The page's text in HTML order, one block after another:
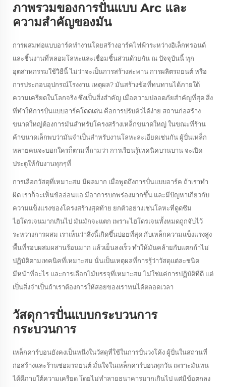
ภาพรวมของการปั่นแบบ Arc และ
ความสําคัญของมัน
การผสมท่อแบบอาร์คทํางานโดยสร้างอาร์คไฟฟ้าระหว่างอิเล็กทรอนด์
และชิ้นงานที่หลอมโลหะและเชื่อมชิ้นส่วนด้วยกัน ณ ปัจจุบันนี้ ทุก
อุตสาหกรรมใช้วิธีนี้ ไม่ว่าจะเป็นการสร้างสะพาน การผลิตรถยนต์ หรือ
การประกอบอุปกรณ์โรงงาน เหตุผล? มันสร้างข้อที่ทนทานได้ภายใต้
ความเครียดในโลกจริง ซึ่งเป็นสิ่งสําคัญ เมื่อความปลอดภัยสําคัญที่สุด สิ่ง
ที่ทําให้การปั่นแบบอาร์คโดดเด่น คือการปรับตัวได้ง่าย สถานก่อสร้าง
ขนาดใหญ่ต้องการมันสําหรับโครงสร้างเหล็กขนาดใหญ่ ในขณะที่ร้าน
ค้าขนาดเล็กพบว่ามันจําเป็นสําหรับงานโลหะละเอียดเช่นกัน ผู้ปั่นเหล็ก
หลายคนจะบอกใครก็ตามที่ถามว่า การเรียนรู้เทคนิคบานบาน จะเปิด
ประตูให้กับงานทุกๆที่
การเลือกวัสดุที่เหมาะสม มีผลมาก เมื่อพูดถึงการปั่นแบบอาร์ค ถ้าเราทํา
ผิด เราก็จะเห็นข้ออ่อนแอ มีอาการบกพร่องมากขึ้น และมีปัญหาเกี่ยวกับ
ความแข็งแรงของโครงสร้างสุดท้าย ยกตัวอย่างเช่นโลหะที่ดูดซึม
ไฮโดรเจนมากเกินไป มันมักจะแตก เพราะไฮโดรเจนทั้งหมดถูกจับไว้
ระหว่างการผสม เราเห็นว่าสิ่งนี้เกิดขึ้นบ่อยที่สุด กับเหล็กความแข็งแรงสูง
พื้นที่รอบผสมผสานร้อนมาก แล้วเย็นลงเร็ว ทําให้มันคล้ายกับแตกถ้าไม่
ปฏิบัติตามเทคนิคที่เหมาะสม นั่นเป็นเหตุผลที่การรู้ว่าวัสดุแต่ละชนิด
มีหน้าที่อะไร และการเลือกไม้บรรจุที่เหมาะสม ไม่ใช่แค่การปฏิบัติที่ดี แต่
เป็นสิ่งจําเป็นถ้าเราต้องการให้สอยของเราทนได้ตลอดเวลา
วัสดุการปั่นแบบกระบวนการ
กระบวนการ
เหล็กคาร์บอนยังคงเป็นหนึ่งในวัสดุที่ใช้ในการปั่นวงโค้ง ผู้ปั่นในสถานที่
ก่อสร้างและร้านซ่อมรถยนต์ มั่นใจในเหล็กคาร์บอนทุกวัน เพราะมันทน
ได้ดีภายใต้ความเครียด โดยไม่ทําลายธนาคารมากเกินไป แต่มีข้อตกลง